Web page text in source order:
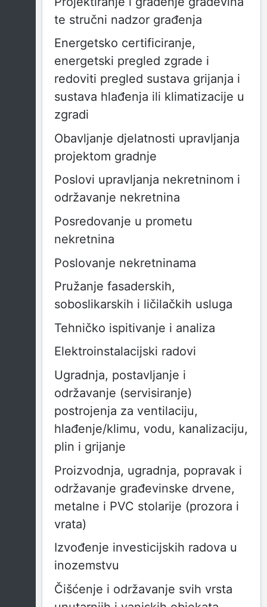
te stručni nadzor građenja
Energetsko certificiranje,
energetski pregled zgrade i
redoviti pregled sustava grijanja i
sustava hlađenja ili klimatizacije u
zgradi
Obavljanje djelatnosti upravljanja
projektom gradnje
Poslovi upravljanja nekretninom i
održavanje nekretnina
Posredovanje u prometu
nekretnina
Poslovanje nekretninama
Pružanje fasaderskih,
soboslikarskih i ličilačkih usluga
Tehničko ispitivanje i analiza
Elektroinstalacijski radovi
Ugradnja, postavljanje i
održavanje (servisiranje)
postrojenja za ventilaciju,
hlađenje/klimu, vodu, kanalizaciju,
plin i grijanje
Proizvodnja, ugradnja, popravak i
održavanje građevinske drvene,
metalne i PVC stolarije (prozora i
vrata)
Izvođenje investicijskih radova u
inozemstvu
Čišćenje i održavanje svih vrsta